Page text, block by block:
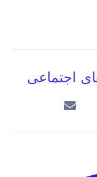
اجتماعی